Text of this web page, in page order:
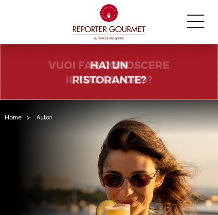
Home > Autori